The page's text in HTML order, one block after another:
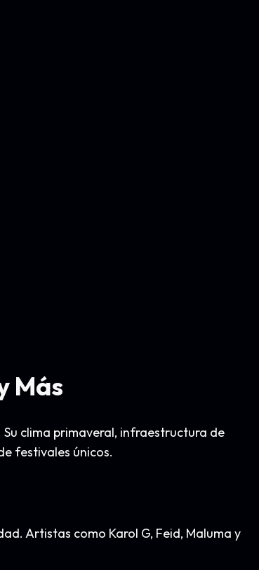
Más
clima primaveral, infraestructura de
festivales únicos.
Artistas como Karol G, Feid, Maluma y